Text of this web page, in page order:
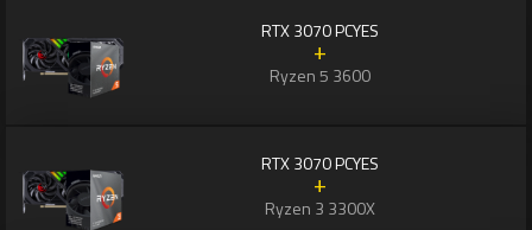
RTX 3070 PCYES
+
Ryzen 5 3600
RTX 3070 PCYES
+
Ryzen 3 3300X